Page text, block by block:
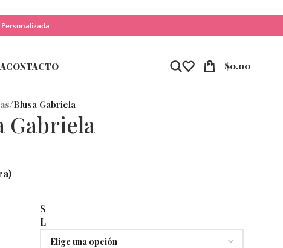
CONTACTO $0.00
/Blusa Gabriela
Gabriela
S
L